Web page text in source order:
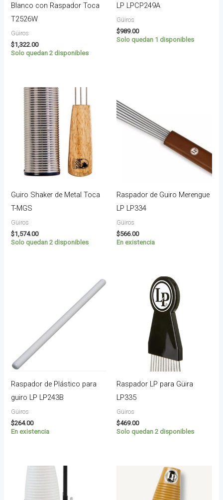
Blanco con Raspador Toca
T2526W
Güiros
$1,322.00
Solo quedan 2 disponibles
LP LPCP249A
Güiros
$989.00
Solo quedan 1 disponibles
Guiro Shaker de Metal Toca
T-MGS
Güiros
$1,574.00
Solo quedan 2 disponibles
Raspador de Guiro Merengue
LP LP334
Güiros
$566.00
En existencia
Raspador de Plástico para
guiro LP LP243B
Güiros
$264.00
En existencia
Raspador LP para Güira
LP335
Güiros
$469.00
Solo quedan 2 disponibles